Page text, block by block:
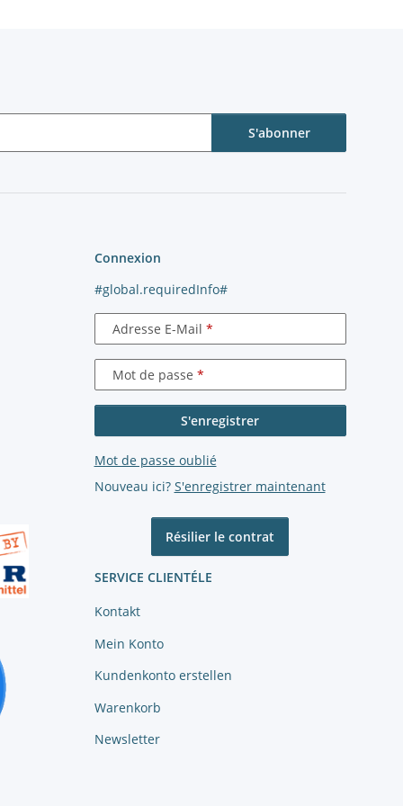
S'abonner
Connexion
#global.requiredInfo#
Adresse E-Mail
Mot de passe
S'enregistrer
Mot de passe oublié
Nouveau ici? S'enregistrer maintenant
Résilier le contrat
SERVICE CLIENTÉLE
Kontakt
Mein Konto
Kundenkonto erstellen
Warenkorb
Newsletter